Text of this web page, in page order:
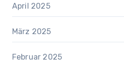
April 2025
März 2025
Februar 2025